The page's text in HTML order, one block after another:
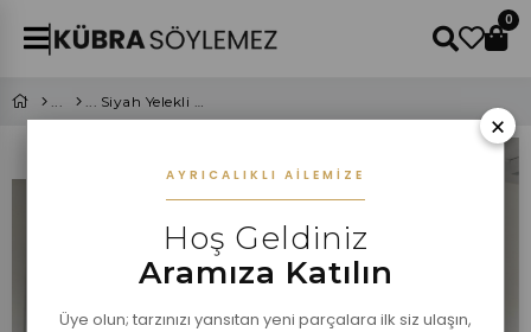
0
Siyah Yelekli Tensel Takım
×
AYRICALIKLI AILEMIZE
Hoş Geldiniz
Aramıza Katılın
Üye olun; tarzınızı yansıtan yeni parçalara ilk siz ulaşın,